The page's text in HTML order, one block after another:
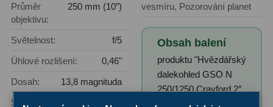
Adaptéry M48
Filtry L-RGB
Filtry IR-Pass6
Filtry IR-Block10
Průměr
objektivu:
250 mm (10″)
Světelnost:
f/5
Úhlové rozlišení:
0,46"
Dosah:
13,8 magnituda
Síla
1275x
vesmíru, Pozorování planet
Obsah balení
produktu "Hvězdářský
dalekohled GSO N
250/1250 Crayford 2″
Dobson":